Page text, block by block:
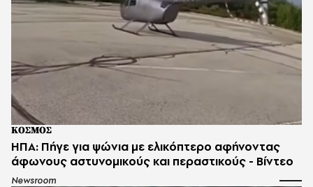
ΚΟΣΜΟΣ
ΗΠΑ: Πήγε για ψώνια με ελικόπτερο αφήνοντας
άφωνους αστυνομικούς και περαστικούς - Βίντεο
Newsroom